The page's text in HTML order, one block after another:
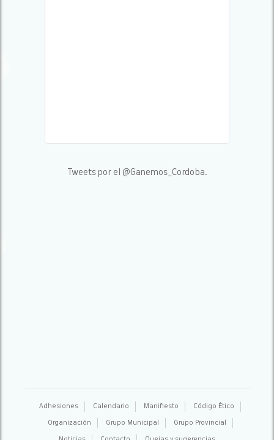
Tweets por el @Ganemos_Cordoba.
Adhesiones Calendario Manifiesto Código Ético
Organización Grupo Municipal Grupo Provincial